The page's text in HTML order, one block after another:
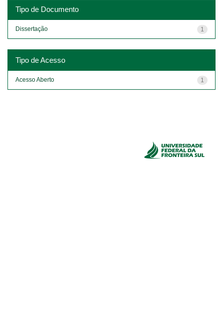
Tipo de Documento
1
Dissertação
Tipo de Acesso
1
Acesso Aberto